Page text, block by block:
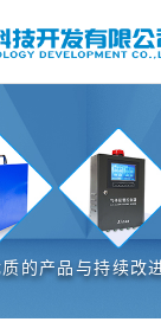
的产品与持续改